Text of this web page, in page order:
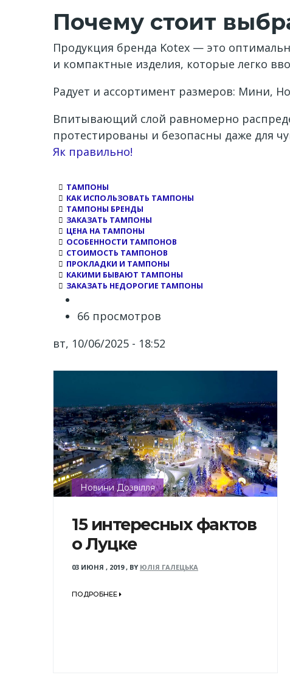
Почему стоит
Продукция бренда Kotex — это
и компактные изделия, которые легко
Радует и ассортимент размеров: Мини,
Впитывающий слой равномерно
протестированы и безопасны даже для
Channel
Як правильно!
ТАМПОНЫ
КАК ИСПОЛЬЗОВАТЬ ТАМПОНЫ
ТАМПОНЫ БРЕНДЫ
ЗАКАЗАТЬ ТАМПОНЫ
ЦЕНА НА ТАМПОНЫ
ОСОБЕННОСТИ ТАМПОНОВ
СТОИМОСТЬ ТАМПОНОВ
ПРОКЛАДКИ И ТАМПОНЫ
КАКИМИ БЫВАЮТ ТАМПОНЫ
ЗАКАЗАТЬ НЕДОРОГИЕ ТАМПОНЫ
66 просмотров
вт, 10/06/2025 - 18:52
Новини Дозвілля
15 интересных фактов
о Луцке
03 ИЮНЯ , 2019, BY ЮЛІЯ ГАЛЕЦЬКА
ПОДРОБНЕЕ